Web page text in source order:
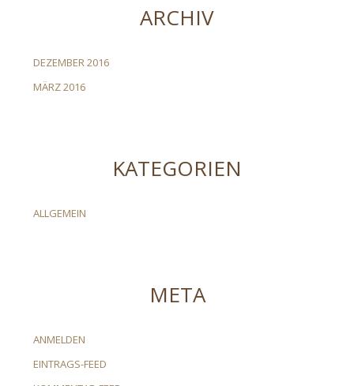
ARCHIV
DEZEMBER 2016
MÄRZ 2016
KATEGORIEN
ALLGEMEIN
META
ANMELDEN
EINTRAGS-FEED